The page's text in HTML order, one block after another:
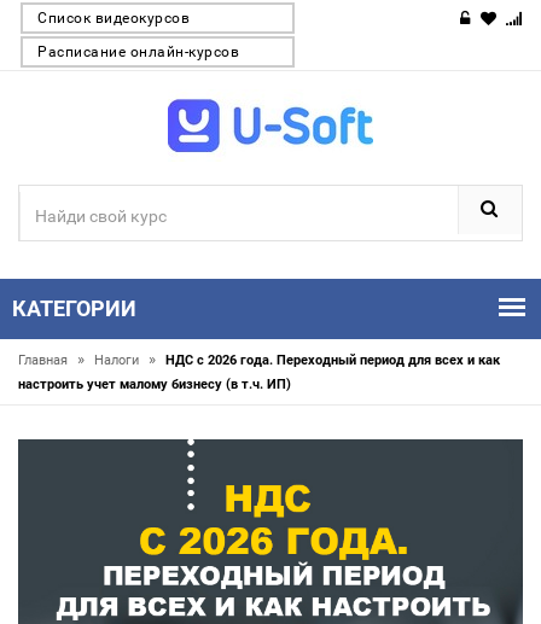
Список видеокурсов
Расписание онлайн-курсов
КАТЕГОРИИ
Главная » Налоги »
НДС с 2026 года. Переходный период для всех и как
настроить учет малому бизнесу (в т.ч. ИП)